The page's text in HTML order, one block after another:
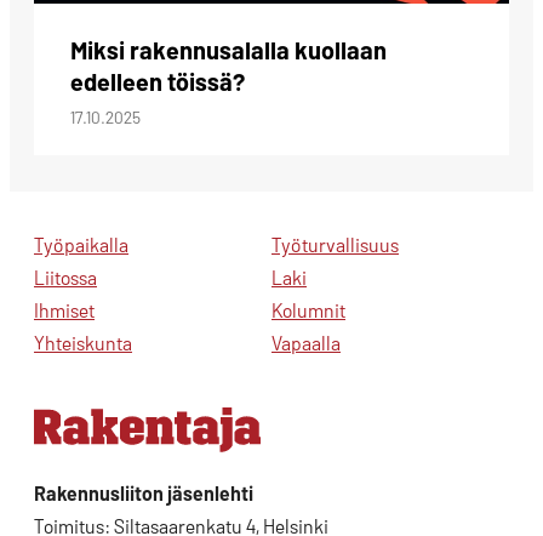
Miksi rakennusalalla kuollaan
edelleen töissä?
17.10.2025
Työpaikalla
Liitossa
Ihmiset
Yhteiskunta
Työturvallisuus
Laki
Kolumnit
Vapaalla
Rakennusliiton jäsenlehti
Toimitus: Siltasaarenkatu 4, Helsinki